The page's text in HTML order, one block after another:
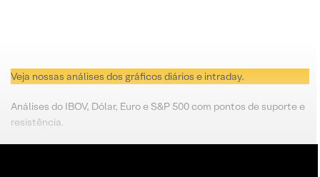
Veja nossas análises dos gráficos diários e intraday.
Análises do IBOV, Dólar, Euro e S&P 500 com pontos de suporte e
resistência.